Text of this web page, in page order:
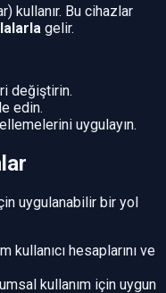
kullanır. Bu cihazlar
gelir.
değiştirin.
edin.
uygulayın.
uygulanabilir bir yol
kullanıcı hesaplarını ve
kullanım için uygun